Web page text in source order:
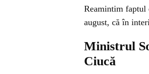
Reamintim faptul
august, că în
Ministrul
Ciucă